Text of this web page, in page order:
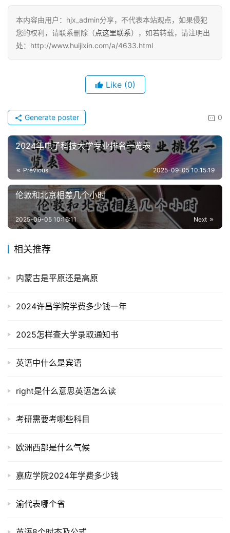
本内容由用户：hjx_admin分享，不代表本站观点，如果侵犯
您的权利，请联系删除（点这里联系），如若转载，请注明出
处：http://www.huijixin.com/a/4633.html
Like (0)
0
Generate poster
2024年电子科技大学专业排名一览表
Previous 2025-09-05 10:15:19
伦敦和北京相差几个小时
Next
2025-09-05 10:16:11
相关推荐
内蒙古是平原还是高原
2024许昌学院学费多少钱一年
2025怎样查大学录取通知书
英语中什么是宾语
right是什么意思英语怎么读
考研需要考哪些科目
欧洲西部是什么气候
嘉应学院2024年学费多少钱
渝代表哪个省